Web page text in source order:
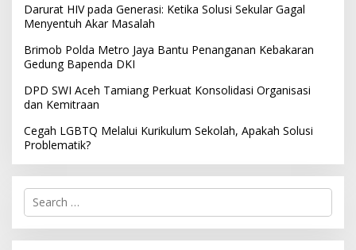
Darurat HIV pada Generasi: Ketika Solusi Sekular Gagal
Menyentuh Akar Masalah
Brimob Polda Metro Jaya Bantu Penanganan Kebakaran
Gedung Bapenda DKI
DPD SWI Aceh Tamiang Perkuat Konsolidasi Organisasi
dan Kemitraan
Cegah LGBTQ Melalui Kurikulum Sekolah, Apakah Solusi
Problematik?
S
r